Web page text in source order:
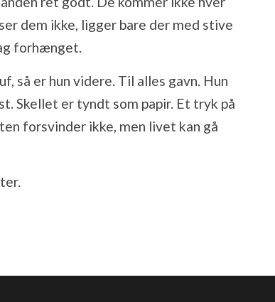
dem ikke, ligger bare der med stive
forhænget.
så er hun videre. Til alles gavn. Hun
Skellet er tyndt som papir. Et tryk på
forsvinder ikke, men livet kan gå